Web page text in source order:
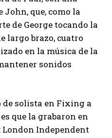
John, que, como la
de George tocando la
largo brazo, cuatro
en la música de la
sonidos
de solista en Fixing a
que la grabaron en
London Independent